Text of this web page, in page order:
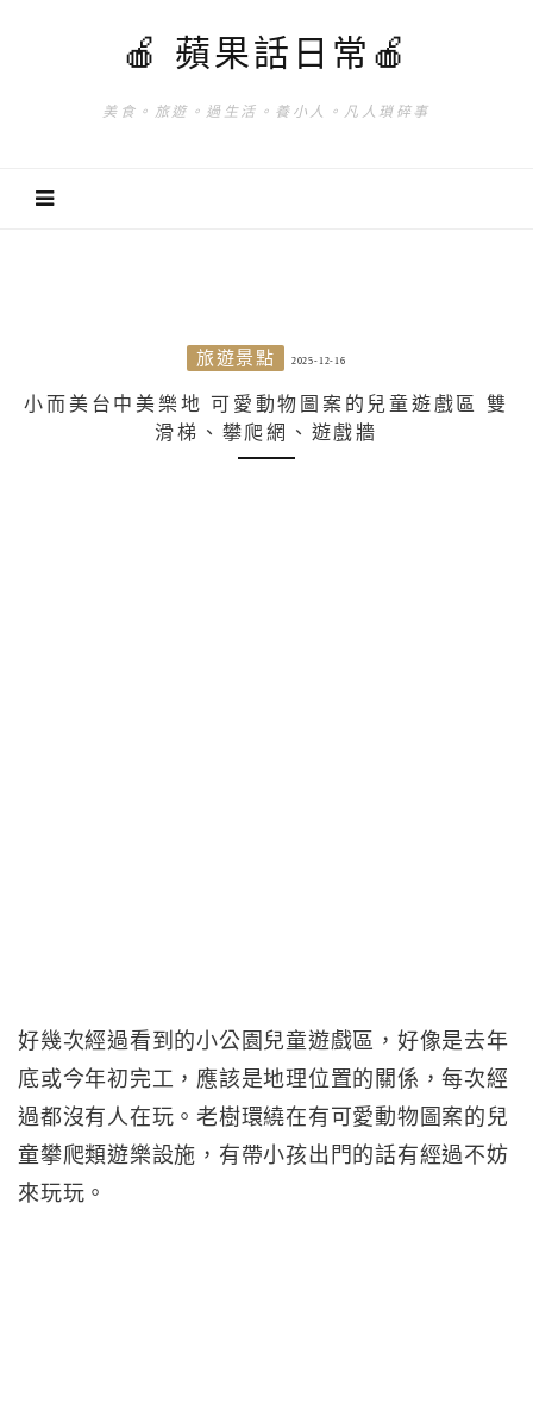
🍎 蘋果話日常🍎
美食。旅遊。過生活。養小人。凡人瑣碎事
旅遊景點 2025-12-16
小而美台中美樂地 可愛動物圖案的兒童遊戲區 雙
滑梯、攀爬網、遊戲牆
好幾次經過看到的小公園兒童遊戲區，好像是去年
底或今年初完工，應該是地理位置的關係，每次經
過都沒有人在玩。老樹環繞在有可愛動物圖案的兒
童攀爬類遊樂設施，有帶小孩出門的話有經過不妨
來玩玩。